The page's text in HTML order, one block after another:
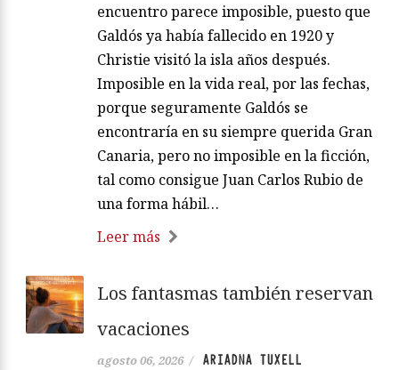
encuentro parece imposible, puesto que
Galdós ya había fallecido en 1920 y
Christie visitó la isla años después.
Imposible en la vida real, por las fechas,
porque seguramente Galdós se
encontraría en su siempre querida Gran
Canaria, pero no imposible en la ficción,
tal como consigue Juan Carlos Rubio de
una forma hábil…
Leer más
Los fantasmas también reservan
vacaciones
agosto 06, 2026 / ARIADNA TUXELL